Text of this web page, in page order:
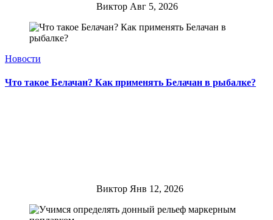
Виктор Авг 5, 2026
Новости
Что такое Белачан? Как применять Белачан в рыбалке?
Виктор Янв 12, 2026